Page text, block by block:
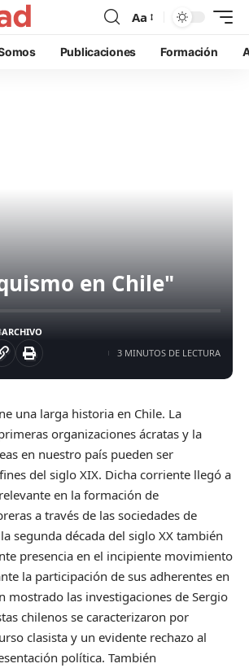
Aa
Publicaciones Formación
en Chile"
ARCHIVO
3 MINUTOS DE LECTURA
una larga historia en Chile. La
organizaciones ácratas y la
en nuestro país pueden ser
del siglo XIX. Dicha corriente llegó a
en la formación de
a través de las sociedades de
segunda década del siglo XX también
presencia en el incipiente movimiento
la participación de sus adherentes en
mostrado las investigaciones de Sergio
chilenos se caracterizaron por
clasista y un evidente rechazo al
política. También